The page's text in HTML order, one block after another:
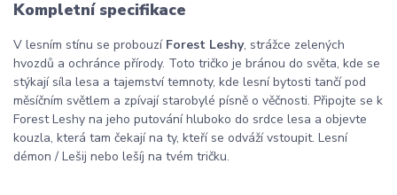
Kompletní specifikace
V lesním stínu se probouzí Forest Leshy, strážce zelených
hvozdů a ochránce přírody. Toto tričko je bránou do světa, kde se
stýkají síla lesa a tajemství temnoty, kde lesní bytosti tančí pod
měsíčním světlem a zpívají starobylé písně o věčnosti. Připojte se k
Forest Leshy na jeho putování hluboko do srdce lesa a objevte
kouzla, která tam čekají na ty, kteří se odváží vstoupit. Lesní
démon / Lešij nebo lešíj na tvém tričku.